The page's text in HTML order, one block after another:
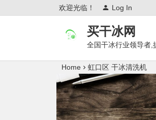
欢迎光临！ Log In
买干冰网
全国干冰行业领导者,
Home 虹口区 干冰清洗机